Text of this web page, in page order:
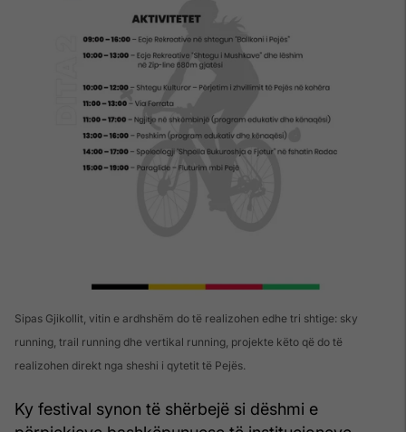
Sipas Gjikollit, vitin e ardhshëm do të realizohen edhe tri shtige: sky
running, trail running dhe vertikal running, projekte këto që do të
realizohen direkt nga sheshi i qytetit të Pejës.
Ky festival synon të shërbejë si dëshmi e